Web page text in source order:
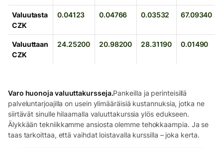
Valuutasta
CZK
0.04123 0.04766 0.03532 67.09340
Valuuttaan
CZK
24.25200 20.98200 28.31190 0.01490
Varo huonoja valuuttakursseja.Pankeilla ja perinteisillä
palveluntarjoajilla on usein ylimääräisiä kustannuksia, jotka ne
siirtävät sinulle hilaamalla valuuttakurssia ylös edukseen.
Älykkään tekniikkamme ansiosta olemme tehokkaampia. Ja se
taas tarkoittaa, että vaihdat loistavalla kurssilla – joka kerta.